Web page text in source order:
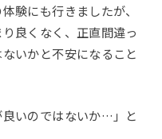
験にも行きましたが、
良くなく、正直間違っ
いかと不安になること
いのではないか…」と